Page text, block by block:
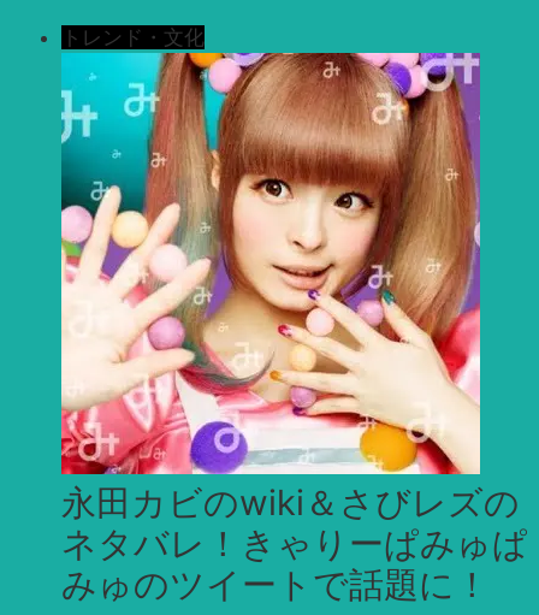
トレンド・文化
永田カビのwiki＆さびレズの
ネタバレ！きゃりーぱみゅぱ
みゅのツイートで話題に！